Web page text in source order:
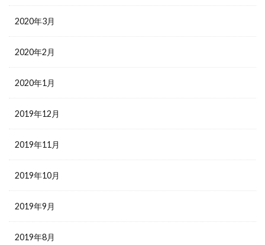
2020年3月
2020年2月
2020年1月
2019年12月
2019年11月
2019年10月
2019年9月
2019年8月